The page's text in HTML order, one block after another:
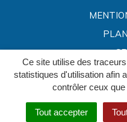
Ce site utilise des
statistiques d'utilisation afin
contrôler ceux
Tout accepter